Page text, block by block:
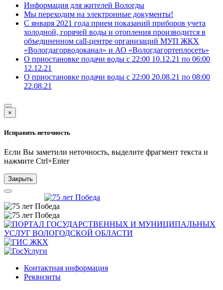
Информация для жителей Вологды
Мы переходим на электронные документы!
С января 2021 года прием показаний приборов учета
холодной, горячей воды и отопления производится в
объединенном call-центре организаций МУП ЖКХ
«Вологдагорводоканал» и АО «Вологдагортеплосеть»
О приостановке подачи воды с 22:00 10.12.21 по 06:00
12.12.21
О приостановке подачи воды с 22:00 20.08.21 по 08:00
22.08.21
×
Исправить неточность
Если Вы заметили неточность, выделите фрагмент текста и
нажмите Ctrl+Enter
Закрыть
Контактная информация
Реквизиты